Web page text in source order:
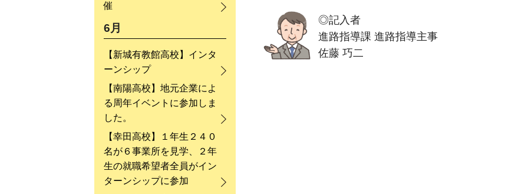
催
6月
【新城有教館高校】インタ
ーンシップ
【南陽高校】地元企業によ
る周年イベントに参加しま
した。
【幸田高校】１年生２４０
名が６事業所を見学、２年
生の就職希望者全員がイン
ターンシップに参加
◎記入者
進路指導課 進路指導主事
佐藤 巧二